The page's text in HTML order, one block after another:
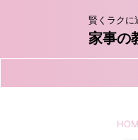
賢くラクに
家事の